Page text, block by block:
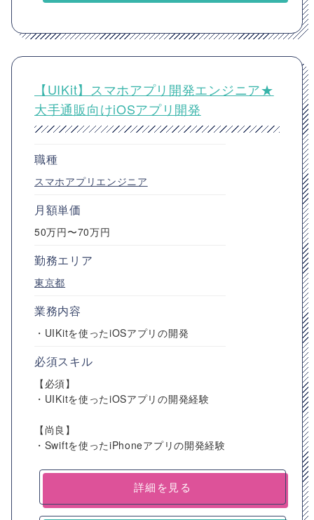
【UIKit】スマホアプリ開発エンジニア★
大手通販向けiOSアプリ開発
職種
スマホアプリエンジニア
月額単価
50万円〜70万円
勤務エリア
東京都
業務内容
・UIKitを使ったiOSアプリの開発
必須スキル
【必須】
・UIKitを使ったiOSアプリの開発経験
【尚良】
・Swiftを使ったiPhoneアプリの開発経験
詳細を見る